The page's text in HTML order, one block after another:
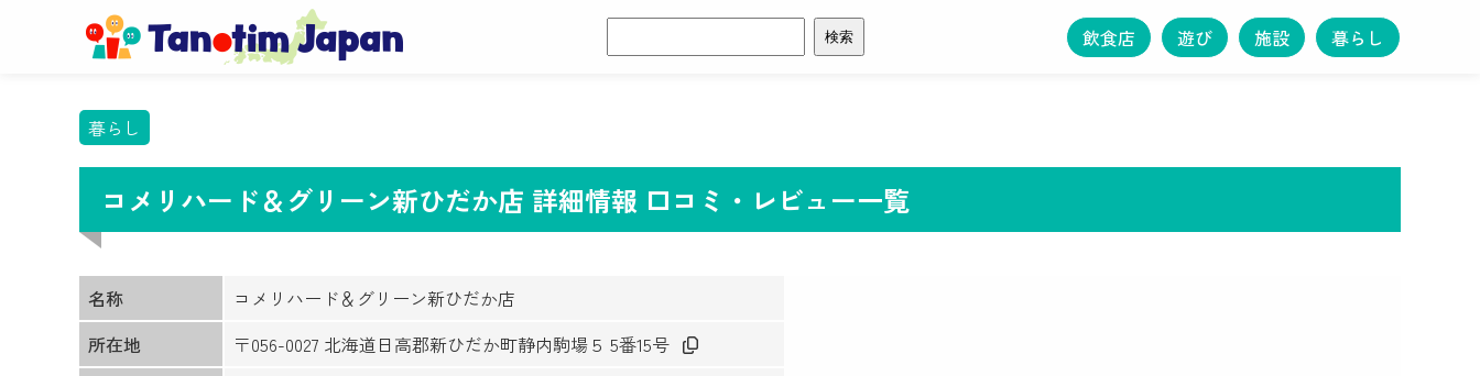
索:
飲食店 遊び 施設 暮らし
暮らし
コメリハード＆グリーン新ひだか店 詳細情報 口コミ・レビュー一覧
名称
コメリハード＆グリーン新ひだか店
所在地
〒056-0027 北海道日高郡新ひだか町静内駒場５ 5番15号